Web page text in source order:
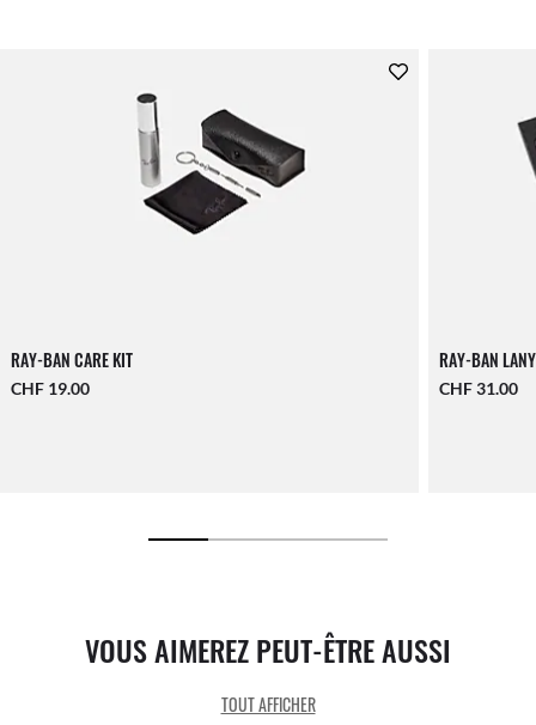
RAY-BAN CARE KIT
CHF 19.00
RAY-BAN
CHF 31.00
VOUS AIMEREZ PEUT-ÊTRE AUSSI
TOUT AFFICHER